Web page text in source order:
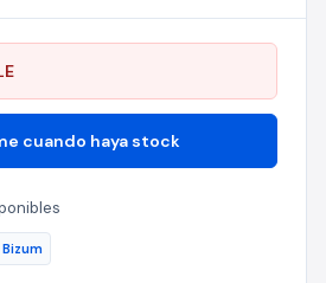
cuando haya stock
Bizum